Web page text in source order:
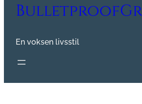
En voksen livsstil